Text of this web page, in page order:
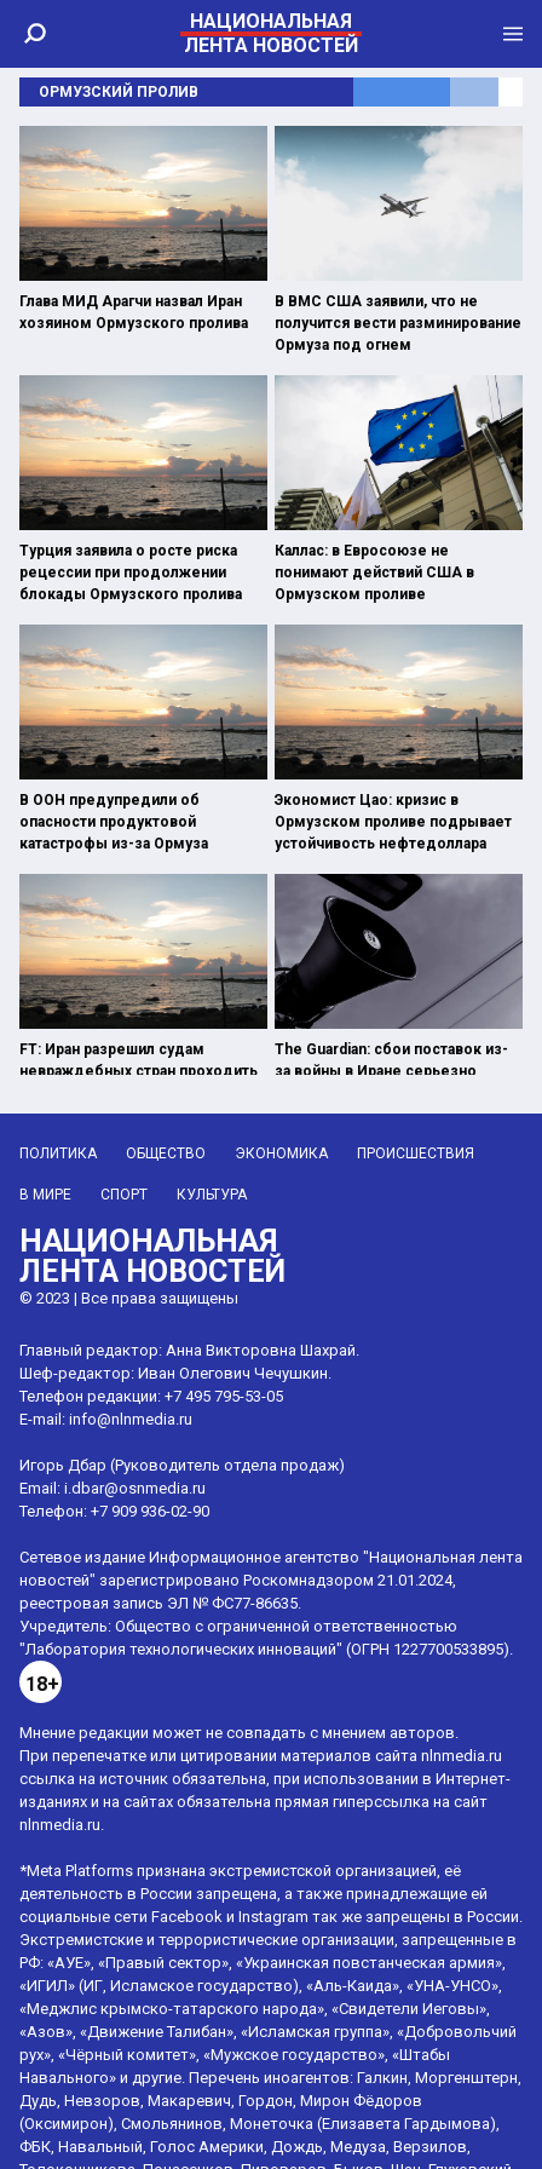
НАЦИОНАЛЬНАЯ
ЛЕНТА НОВОСТЕЙ
ОРМУЗСКИЙ ПРОЛИВ
Глава МИД Арагчи назвал Иран
хозяином Ормузского пролива
В ВМС США заявили, что не
получится вести разминирование
Ормуза под огнем
Турция заявила о росте риска
рецессии при продолжении
блокады Ормузского пролива
Каллас: в Евросоюзе не
понимают действий США в
Ормузском проливе
В ООН предупредили об
опасности продуктовой
катастрофы из-за Ормуза
Экономист Цао: кризис в
Ормузском проливе подрывает
устойчивость нефтедоллара
FT: Иран разрешил судам
невраждебных стран проходить
The Guardian: сбои поставок из-
за войны в Иране серьезно
ПОЛИТИКА ОБЩЕСТВО ЭКОНОМИКА ПРОИСШЕСТВИЯ
В МИРЕ СПОРТ КУЛЬТУРА
НАЦИОНАЛЬНАЯ
ЛЕНТА НОВОСТЕЙ
© 2023 | Все права защищены
Главный редактор: Анна Викторовна Шахрай.
Шеф-редактор: Иван Олегович Чечушкин.
Телефон редакции: +7 495 795-53-05
E-mail: info@nlnmedia.ru
Игорь Дбар (Руководитель отдела продаж)
Email: i.dbar@osnmedia.ru
Телефон: +7 909 936-02-90
Сетевое издание Информационное агентство "Национальная лента
новостей" зарегистрировано Роскомнадзором 21.01.2024,
реестровая запись ЭЛ № ФС77-86635.
Учредитель: Общество с ограниченной ответственностью
"Лаборатория технологических инноваций" (ОГРН 1227700533895).
18+
Мнение редакции может не совпадать с мнением авторов.
При перепечатке или цитировании материалов сайта nlnmedia.ru
ссылка на источник обязательна, при использовании в Интернет-
изданиях и на сайтах обязательна прямая гиперссылка на сайт
nlnmedia.ru.
*Meta Platforms признана экстремистской организацией, её
деятельность в России запрещена, а также принадлежащие ей
социальные сети Facebook и Instagram так же запрещены в России.
Экстремистские и террористические организации, запрещенные в
РФ: «АУЕ», «Правый сектор», «Украинская повстанческая армия»,
«ИГИЛ» (ИГ, Исламское государство), «Аль-Каида», «УНА-УНСО»,
«Меджлис крымско-татарского народа», «Свидетели Иеговы»,
«Азов», «Движение Талибан», «Исламская группа», «Добровольчий
рух», «Чёрный комитет», «Мужское государство», «Штабы
Навального» и другие. Перечень иноагентов: Галкин, Моргенштерн,
Дудь, Невзоров, Макаревич, Гордон, Мирон Фёдоров
(Оксимирон), Смольянинов, Монеточка (Елизавета Гардымова),
ФБК, Навальный, Голос Америки, Дождь, Медуза, Верзилов,